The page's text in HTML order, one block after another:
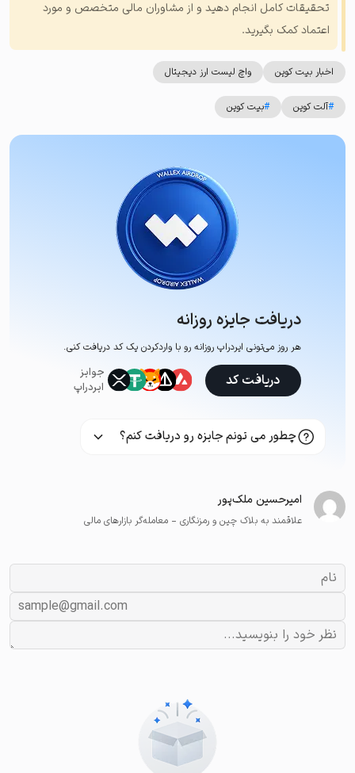
تحقیقات کامل انجام دهید و از مشاوران مالی متخصص و مورد
اعتماد کمک بگیرید.
اخبار بیت کوین واچ لیست ارز دیجیتال
#آلت کوین #بیت کوین
دریافت جایزه روزانه
هر روز می‌تونی ایردراپ روزانه رو با وارد‌کردن یک کد دریافت کنی.
جوایز
ایردراپ
دریافت کد
چطور می تونم جایزه رو دریافت کنم؟
امیرحسین ملک‌پور
علاقمند به بلاک چین و رمزنگاری - معامله‌گر بازارهای مالی